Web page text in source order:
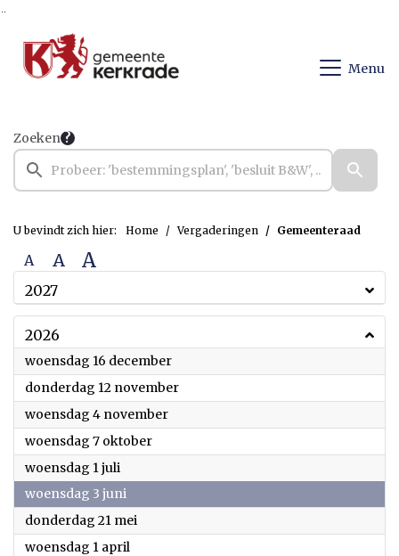
Menu
Zoeken
U bevindt zich hier: Home Vergaderingen Gemeenteraad
A A A
2027
2026
woensdag 16 december2026
donderdag 12 november2026
woensdag 4 november2026
woensdag 7 oktober2026
woensdag 1 juli
woensdag 3 juni
donderdag 21 mei
woensdag 1 april